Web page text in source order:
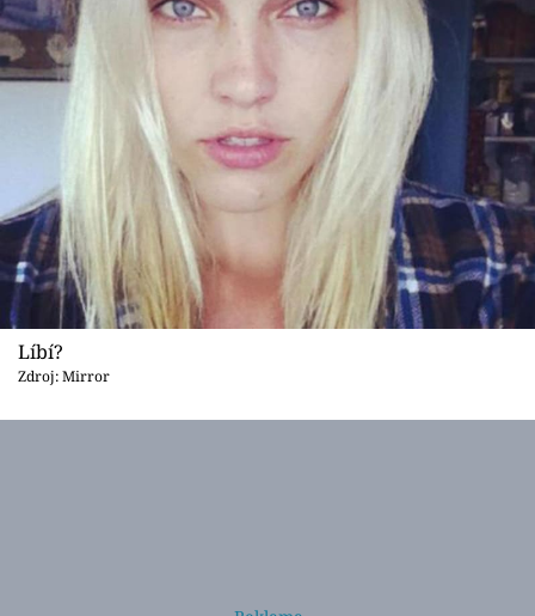
Líbí?
Zdroj: Mirror